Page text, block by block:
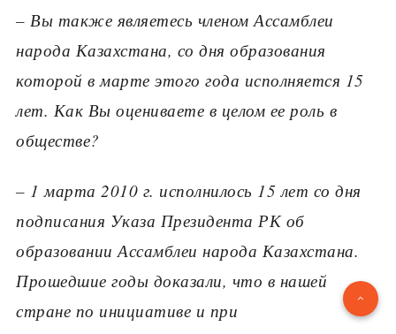
– Вы также являетесь членом Ассамблеи
народа Казахстана, со дня образования
которой в марте этого года исполняется 15
лет. Как Вы оцениваете в целом ее роль в
обществе?
– 1 марта 2010 г. исполнилось 15 лет со дня
подписания Указа Президента РК об
образовании Ассамблеи народа Казахстана.
Прошедшие годы доказали, что в нашей
стране по инициативе и при